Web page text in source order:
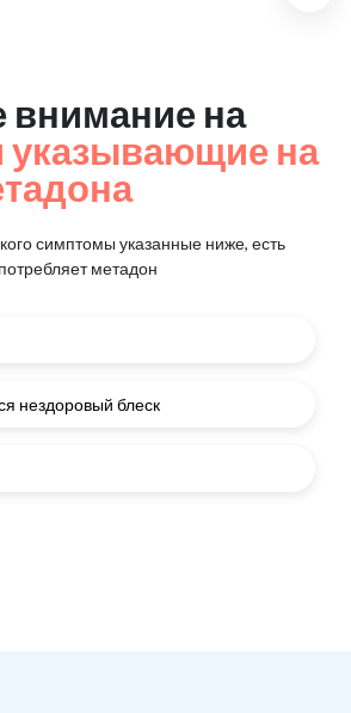
внимание на
указывающие на
симптомы указанные ниже, есть
метадон
нездоровый блеск